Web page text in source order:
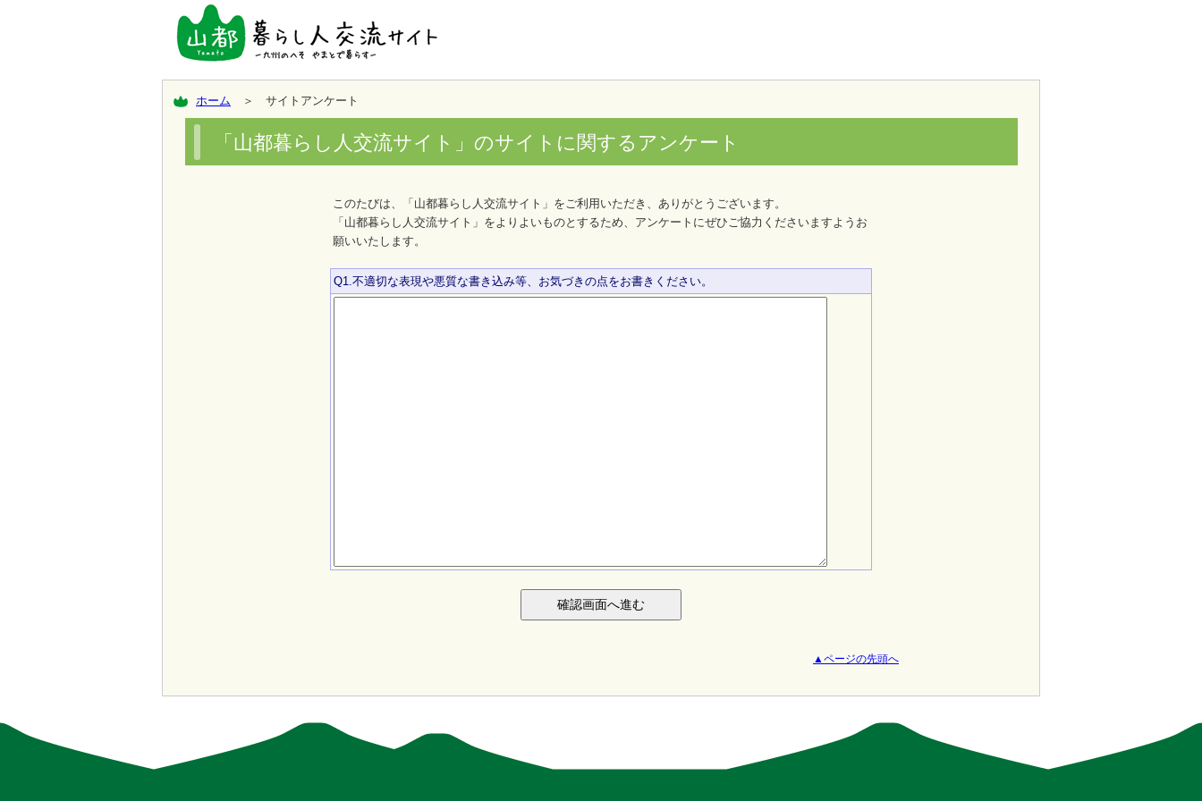
ホーム ＞ サイトアンケート
「山都暮らし人交流サイト」のサイトに関するアンケート
このたびは、「山都暮らし人交流サイト」をご利用いただき、ありがとうございます。
「山都暮らし人交流サイト」をよりよいものとするため、アンケートにぜひご協力くださいますようお
願いいたします。
Q1.不適切な表現や悪質な書き込み等、お気づきの点をお書きください。
▲ページの先頭へ